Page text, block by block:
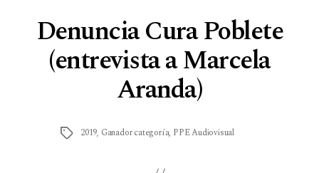
Denuncia Cura Poblete
(entrevista a Marcela
Aranda)
2019, Ganador categoría, PPE Audiovisual